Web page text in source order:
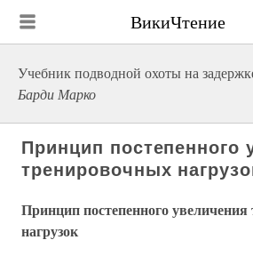
ВикиЧтение
Учебник подводной охоты на
Барди Марко
Принцип постепенного
тренировочных
Принцип постепенного
нагрузок